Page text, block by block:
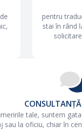
pentru
stai în rând
tale, suntem
sau la oficiu, chiar în